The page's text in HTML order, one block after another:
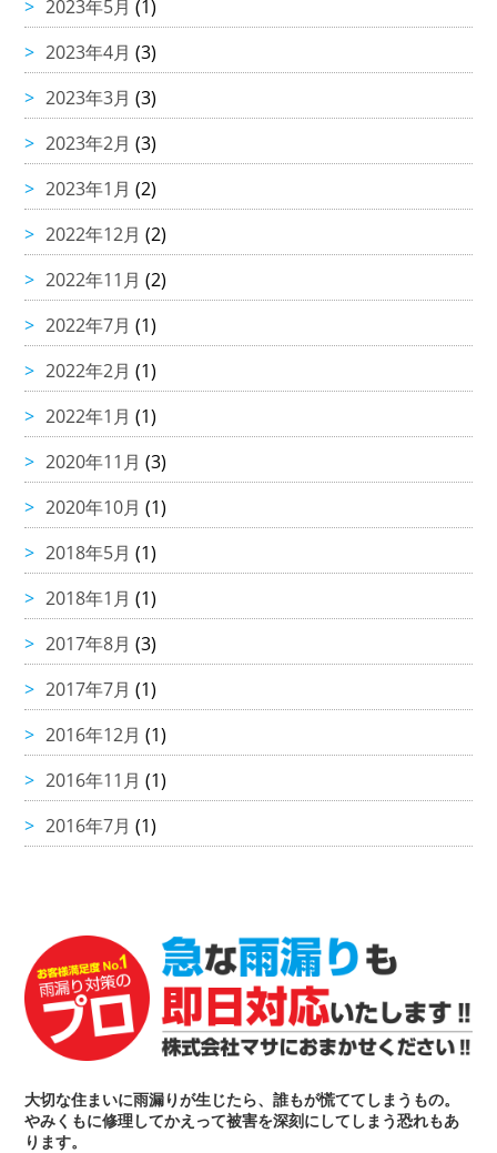
2023年5月 (1)
2023年4月 (3)
2023年3月 (3)
2023年2月 (3)
2023年1月 (2)
2022年12月 (2)
2022年11月 (2)
2022年7月 (1)
2022年2月 (1)
2022年1月 (1)
2020年11月 (3)
2020年10月 (1)
2018年5月 (1)
2018年1月 (1)
2017年8月 (3)
2017年7月 (1)
2016年12月 (1)
2016年11月 (1)
2016年7月 (1)
大切な住まいに雨漏りが生じたら、誰もが慌ててしまうもの。
やみくもに修理してかえって被害を深刻にしてしまう恐れもあ
ります。